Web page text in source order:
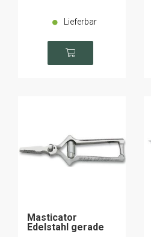
Lieferbar
Masticator
Edelstahl gerade